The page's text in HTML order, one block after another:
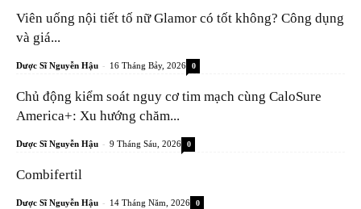
Viên uống nội tiết tố nữ Glamor có tốt không? Công dụng
và giá...
Dược Sĩ Nguyễn Hậu - 16 Tháng Bảy, 2026 0
Chủ động kiểm soát nguy cơ tim mạch cùng CaloSure
America+: Xu hướng chăm...
Dược Sĩ Nguyễn Hậu - 9 Tháng Sáu, 2026 0
Combifertil
Dược Sĩ Nguyễn Hậu - 14 Tháng Năm, 2026 0